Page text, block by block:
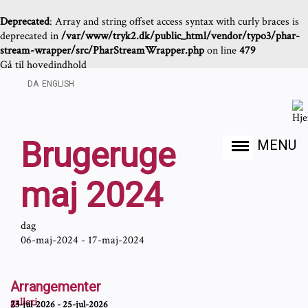
Deprecated: Array and string offset access syntax with curly braces is
deprecated in/var/www/tryk2.dk/public_html/vendor/typo3/phar-
stream-wrapper/src/PharStreamWrapper.phpon line479
Gå til hovedindhold
DA ENGLISH
MENU
Brugeruge
maj 2024
dag
06-maj-2024 - 17-maj-2024
Arrangementer
galleri
23-jul-2026 - 25-jul-2026